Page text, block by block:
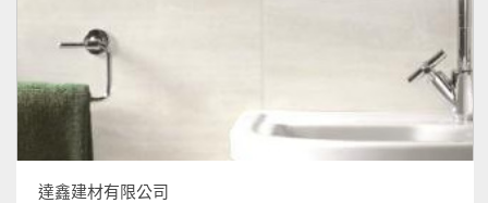
達鑫建材有限公司